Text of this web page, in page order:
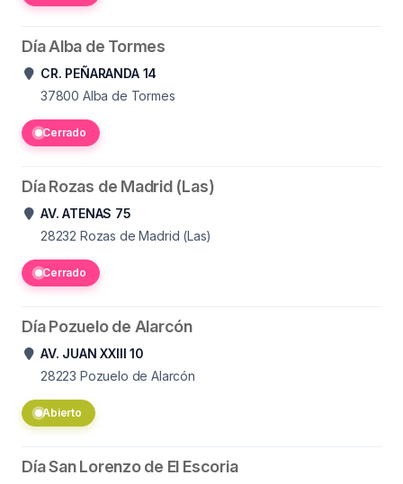
Día Alba de Tormes
CR. PEÑARANDA 14
37800 Alba de Tormes
Cerrado
Día Rozas de Madrid (Las)
AV. ATENAS 75
28232 Rozas de Madrid (Las)
Cerrado
Día Pozuelo de Alarcón
AV. JUAN XXIII 10
28223 Pozuelo de Alarcón
Abierto
Día San Lorenzo de El Escoria